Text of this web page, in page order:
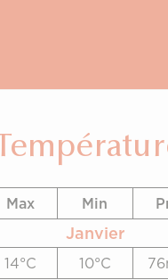
Max Min
Janvier
14°C 10°C